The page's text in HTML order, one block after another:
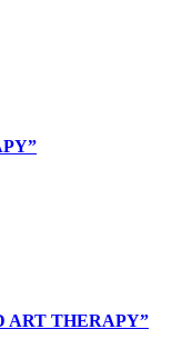
ART THERAPY”